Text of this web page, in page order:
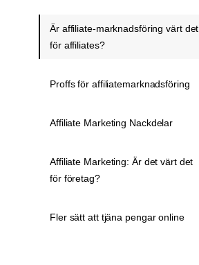
Är affiliate-marknadsföring värt det
för affiliates?
Proffs för affiliatemarknadsföring
Affiliate Marketing Nackdelar
Affiliate Marketing: Är det värt det
för företag?
Fler sätt att tjäna pengar online